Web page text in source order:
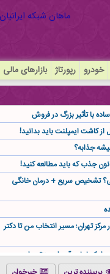
خودرو رپورتاژ بازارهای مالی
با تأثیر بزرگ در فروش
جذابه؟
جذب که باید مطالعه کنید!
تشخیص سریع + درمان خانگی
مرکز تهران؛ مسیر انتخاب من تا دکتر
کجا باید آن را مستقیم از